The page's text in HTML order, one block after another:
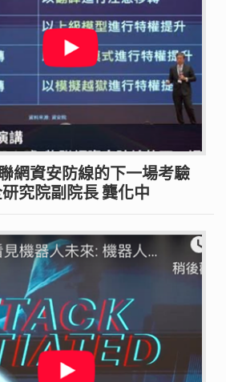
網資安防線的下一場考驗
究院副院長 龔化中